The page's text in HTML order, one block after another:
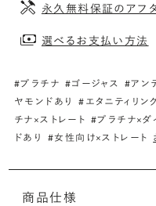
永久無料保証のアフ
選べるお支払い方法
#プラチナ #ゴージャス #アン
ヤモンドあり
#エタニティリン
チナ×ストレート #プラチナ×ダ
ドあり
#女性向け×ストレート
商品仕様